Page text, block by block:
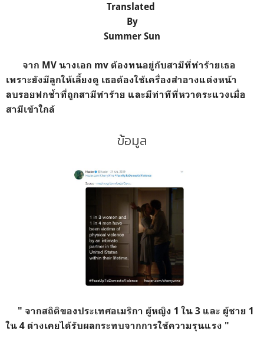
Translated
By
Summer Sun
จาก MV นางเอก mv ต้องทนอยู่กับสามีที่ทำร้ายเธอ
เพราะยังมีลูกให้เลี้ยงดู เธอต้องใช้เครื่องสำอางแต่งหน้า
ลบรอยฟกช้ำที่ถูกสามีทำร้าย และมีท่าทีที่หวาดระแวงเมื่อ
สามีเข้าใกล้
ข้อมูล
" จากสถิติของประเทศอเมริกา ผู้หญิง 1 ใน 3 และ ผู้ชาย 1
ใน 4 ต่างเคยได้รับผลกระทบจากการใช้ความรุนแรง "